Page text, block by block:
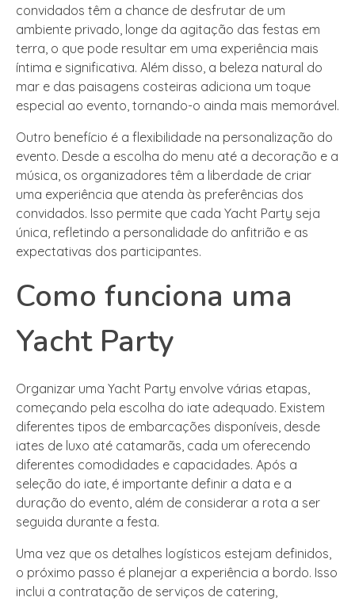
convidados têm a chance de desfrutar de um
ambiente privado, longe da agitação das festas em
terra, o que pode resultar em uma experiência mais
íntima e significativa. Além disso, a beleza natural do
mar e das paisagens costeiras adiciona um toque
especial ao evento, tornando-o ainda mais memorável.
Outro benefício é a flexibilidade na personalização do
evento. Desde a escolha do menu até a decoração e a
música, os organizadores têm a liberdade de criar
uma experiência que atenda às preferências dos
convidados. Isso permite que cada Yacht Party seja
única, refletindo a personalidade do anfitrião e as
expectativas dos participantes.
Como funciona uma
Yacht Party
Organizar uma Yacht Party envolve várias etapas,
começando pela escolha do iate adequado. Existem
diferentes tipos de embarcações disponíveis, desde
iates de luxo até catamarãs, cada um oferecendo
diferentes comodidades e capacidades. Após a
seleção do iate, é importante definir a data e a
duração do evento, além de considerar a rota a ser
seguida durante a festa.
Uma vez que os detalhes logísticos estejam definidos,
o próximo passo é planejar a experiência a bordo. Isso
inclui a contratação de serviços de catering,